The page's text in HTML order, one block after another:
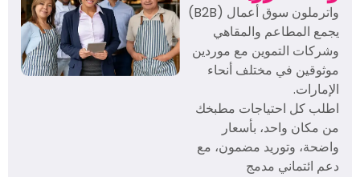
واترملون سوق أعمال (B2B)
يجمع المطاعم والمقاهي
وشركات التموين مع موردين
موثوقين في مختلف أنحاء
الإمارات.
اطلب كل احتياجات مطبخك
من مكان واحد، بأسعار
واضحة، وتوريد مضمون، مع
دعم ائتماني مدمج